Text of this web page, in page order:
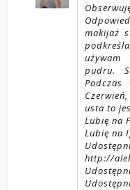
makijaż
pudru.
Podczas
usta to
Lubię na
Lubię na
http://